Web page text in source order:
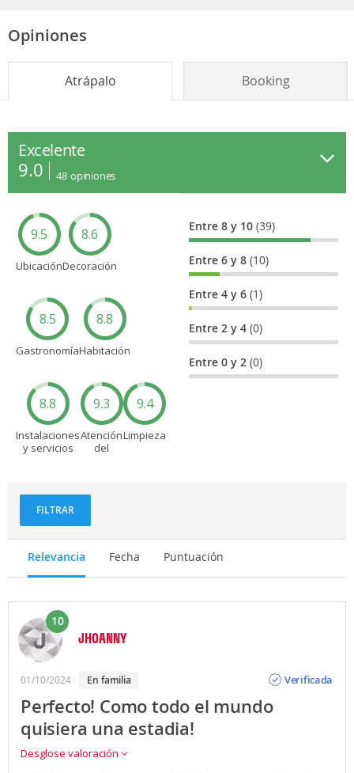
Opiniones
Atrápalo Booking
Excelente
9.0 48 opiniones
9.5
Ubicación
8.6
Decoración
8.5
Gastronomía
8.8
Habitación
8.8
Instalaciones
y servicios
9.3
Atención
del
9.4
Limpieza
Entre 8 y 10(39)
Entre 6 y 8(10)
Entre 4 y 6(1)
Entre 2 y 4(0)
Entre 0 y 2(0)
FILTRAR
Relevancia Fecha Puntuación
10
JHOANNY
01/10/2024 en familia
Verificada
Perfecto! Como todo el mundo
quisiera una estadia!
Desglose valoración